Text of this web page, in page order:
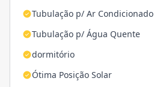
Tubulação p/ Ar Condicionado
Tubulação p/ Água Quente
dormitório
Ótima Posição Solar